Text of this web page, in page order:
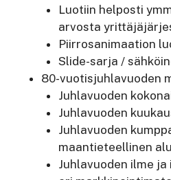
Luotiin helposti
arvosta
Piirrosanimaation
Slide-sarja /
80-vuotisjuhlavuoden
Juhlavuoden
Juhlavuoden
Juhlavuoden
maantieteellinen
Juhlavuoden ilme